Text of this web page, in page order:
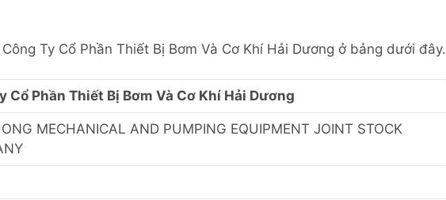
Ty Cổ Phần Thiết Bị Bơm Và Cơ Khí Hải Dương ở bảng dưới đây.
Cổ Phần Thiết Bị Bơm Và Cơ Khí Hải Dương
MECHANICAL AND PUMPING EQUIPMENT JOINT STOCK